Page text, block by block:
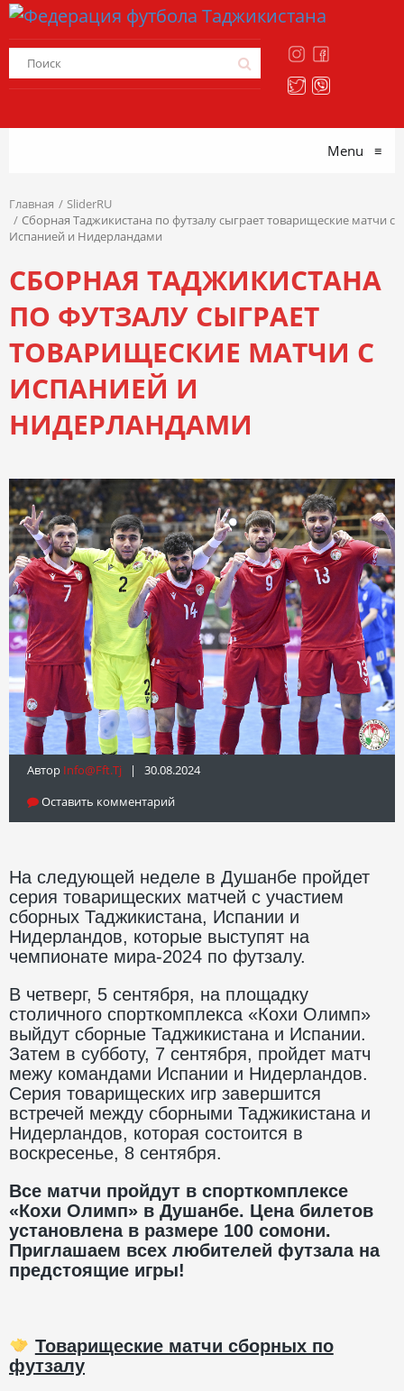
Menu ≡
Главная
SliderRU
Сборная Таджикистана по футзалу сыграет товарищеские матчи с
Испанией и Нидерландами
СБОРНАЯ ТАДЖИКИСТАНА
ПО ФУТЗАЛУ СЫГРАЕТ
ТОВАРИЩЕСКИЕ МАТЧИ С
ИСПАНИЕЙ И
НИДЕРЛАНДАМИ
Автор Info@fft.tj | 30.08.2024
Оставить комментарий
На следующей неделе в Душанбе пройдет
серия товарищеских матчей с участием
сборных Таджикистана, Испании и
Нидерландов, которые выступят на
чемпионате мира-2024 по футзалу.
В четверг, 5 сентября, на площадку
столичного спорткомплекса «Кохи Олимп»
выйдут сборные Таджикистана и Испании.
Затем в субботу, 7 сентября, пройдет матч
межу командами Испании и Нидерландов.
Серия товарищеских игр завершится
встречей между сборными Таджикистана и
Нидерландов, которая состоится в
воскресенье, 8 сентября.
Все матчи пройдут в спорткомплексе
«Кохи Олимп» в Душанбе. Цена билетов
установлена в размере 100 сомони.
Приглашаем всех любителей футзала на
предстоящие игры!
Товарищеские матчи сборных по
футзалу